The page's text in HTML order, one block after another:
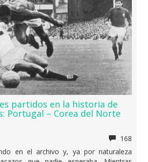
partidos en la historia de
Portugal – Corea del Norte
168
en el archivo y, ya por naturaleza